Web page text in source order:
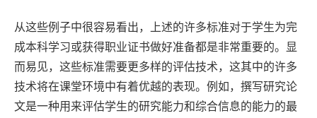
从这些例子中很容易看出，上述的许多标准对于学生为完
成本科学习或获得职业证书做好准备都是非常重要的。显
而易见，这些标准需要更多样的评估技术，这其中的许多
技术将在课堂环境中有着优越的表现。例如，撰写研究论
文是一种用来评估学生的研究能力和综合信息的能力的最